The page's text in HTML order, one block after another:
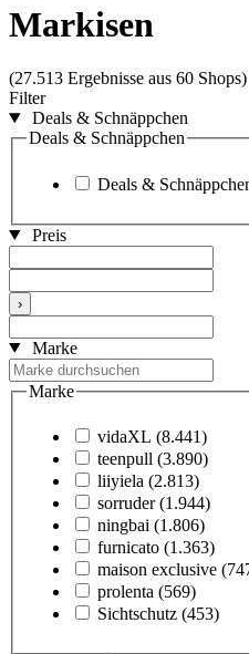
Markisen
(27.513 Ergebnisse aus 60 Shops)
Filter
Deals & Schnäppchen
Deals & Schnäppchen
Deals &
Preis
›
Marke
Marke
vidaXL (8.441)
teenpull (3.890)
liiyiela (2.813)
sorruder (1.944)
ningbai (1.806)
furnicato (1.363)
maison exclusive
prolenta (569)
Sichtschutz (453)